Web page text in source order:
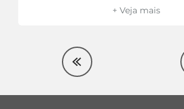
+ Veja mais